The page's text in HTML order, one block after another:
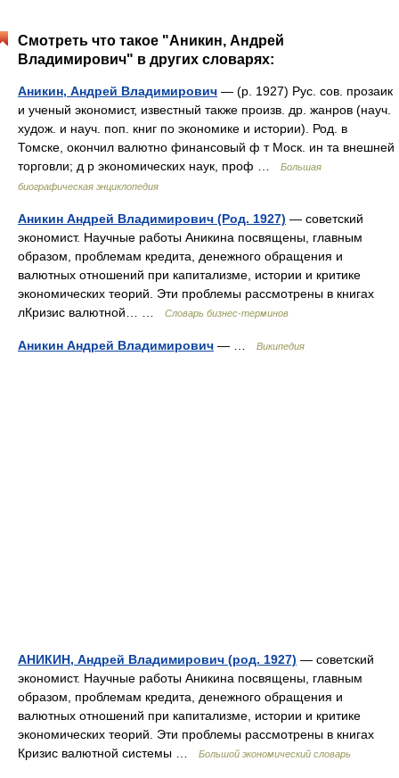
Смотреть что такое "Аникин, Андрей
Владимирович" в других словарях:
Аникин, Андрей Владимирович — (р. 1927) Рус. сов. прозаик
и ученый экономист, известный также произв. др. жанров (науч.
худож. и науч. поп. книг по экономике и истории). Род. в
Томске, окончил валютно финансовый ф т Моск. ин та внешней
торговли; д р экономических наук, проф …
Большая
биографическая энциклопедия
Аникин Андрей Владимирович (Род. 1927) — советский
экономист. Научные работы Аникина посвящены, главным
образом, проблемам кредита, денежного обращения и
валютных отношений при капитализме, истории и критике
экономических теорий. Эти проблемы рассмотрены в книгах
лКризис валютной… …
Словарь бизнес-терминов
Аникин Андрей Владимирович — … Википедия
АНИКИН, Андрей Владимирович (род. 1927) — советский
экономист. Научные работы Аникина посвящены, главным
образом, проблемам кредита, денежного обращения и
валютных отношений при капитализме, истории и критике
экономических теорий. Эти проблемы рассмотрены в книгах
Кризис валютной системы …
Большой экономический словарь